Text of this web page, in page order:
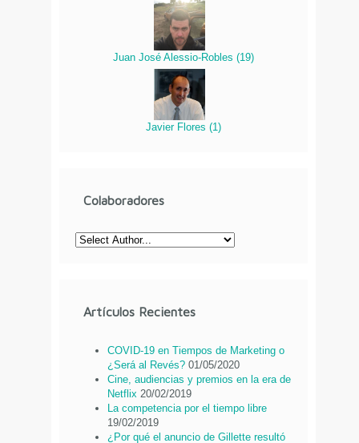
Juan José Alessio-Robles (19)
Javier Flores (1)
Colaboradores
Artículos Recientes
COVID-19 en Tiempos de Marketing o
¿Será al Revés? 01/05/2020
Cine, audiencias y premios en la era de
Netflix 20/02/2019
La competencia por el tiempo libre
19/02/2019
¿Por qué el anuncio de Gillette resultó